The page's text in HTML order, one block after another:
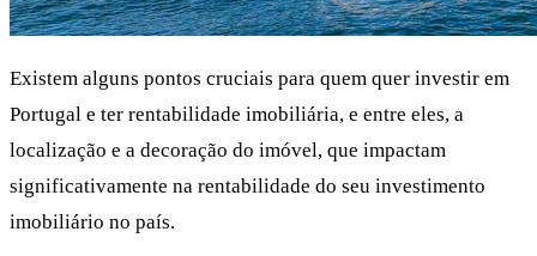
Existem alguns pontos cruciais para quem quer investir em
Portugal e ter rentabilidade imobiliária, e entre eles, a
localização e a decoração do imóvel, que impactam
significativamente na rentabilidade do seu investimento
imobiliário no país.